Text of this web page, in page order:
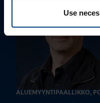
Use
ALUEMYYNTIPÄÄLLIKKÖ,